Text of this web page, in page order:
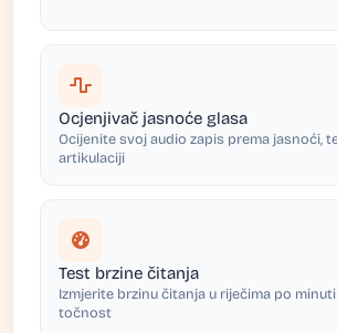
Ocjenjivač jasnoće glasa
Ocijenite svoj audio zapis prema jasnoći,
artikulaciji
Test brzine čitanja
Izmjerite brzinu čitanja u riječima po
točnost